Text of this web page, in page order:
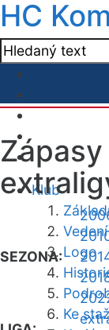
HC
Klub
Logo
Ke
Zápasy
SEZONA: